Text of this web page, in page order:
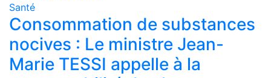
Santé
Consommation de substances
nocives : Le ministre Jean-
Marie TESSI appelle à la